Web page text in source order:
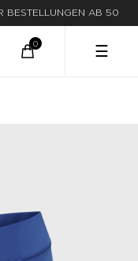
BESTELLUNGEN AB 50
☰